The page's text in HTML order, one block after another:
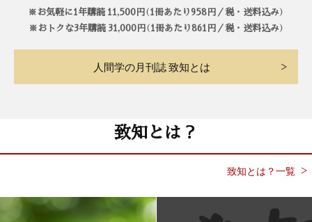
※お気軽に1年購読 11,500円（1冊あたり958円／税・送料込み）
※おトクな3年購読 31,000円（1冊あたり861円／税・送料込み）
人間学の月刊誌 致知とは
致知とは？
致知とは？一覧